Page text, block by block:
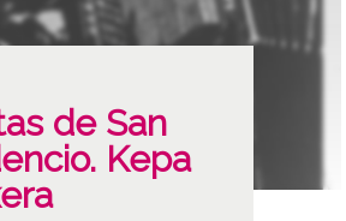
de San
Kepa